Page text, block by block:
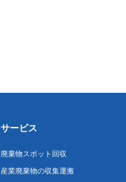
サービス
廃棄物スポット回収
産業廃棄物の収集運搬